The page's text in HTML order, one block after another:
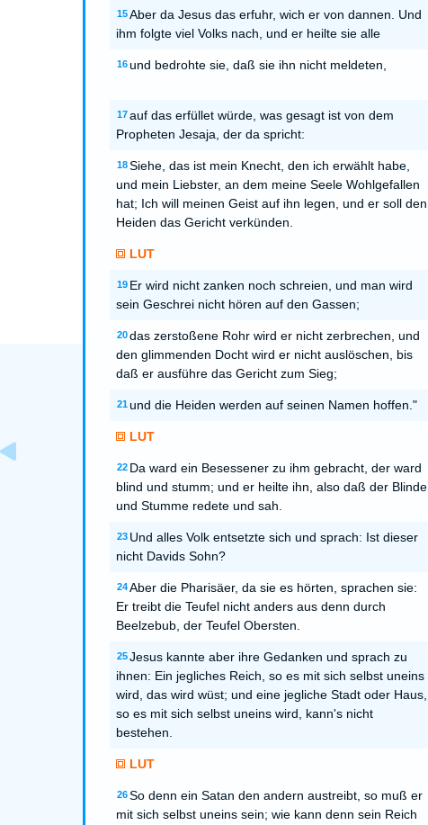
15 Aber da Jesus das erfuhr, wich er von dannen. Und
ihm folgte viel Volks nach, und er heilte sie alle
16 und bedrohte sie, daß sie ihn nicht meldeten,
17 auf das erfüllet würde, was gesagt ist von dem
Propheten Jesaja, der da spricht:
18 Siehe, das ist mein Knecht, den ich erwählt habe,
und mein Liebster, an dem meine Seele Wohlgefallen
hat; Ich will meinen Geist auf ihn legen, und er soll den
Heiden das Gericht verkünden.
LUT
19 Er wird nicht zanken noch schreien, und man wird
sein Geschrei nicht hören auf den Gassen;
20 das zerstoßene Rohr wird er nicht zerbrechen, und
den glimmenden Docht wird er nicht auslöschen, bis
daß er ausführe das Gericht zum Sieg;
21 und die Heiden werden auf seinen Namen hoffen."
LUT
22 Da ward ein Besessener zu ihm gebracht, der ward
blind und stumm; und er heilte ihn, also daß der Blinde
und Stumme redete und sah.
23 Und alles Volk entsetzte sich und sprach: Ist dieser
nicht Davids Sohn?
24 Aber die Pharisäer, da sie es hörten, sprachen sie:
Er treibt die Teufel nicht anders aus denn durch
Beelzebub, der Teufel Obersten.
25 Jesus kannte aber ihre Gedanken und sprach zu
ihnen: Ein jegliches Reich, so es mit sich selbst uneins
wird, das wird wüst; und eine jegliche Stadt oder Haus,
so es mit sich selbst uneins wird, kann's nicht
bestehen.
LUT
26 So denn ein Satan den andern austreibt, so muß er
mit sich selbst uneins sein; wie kann denn sein Reich